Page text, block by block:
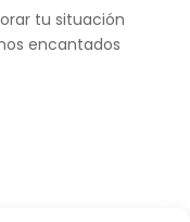
tu situación
encantados